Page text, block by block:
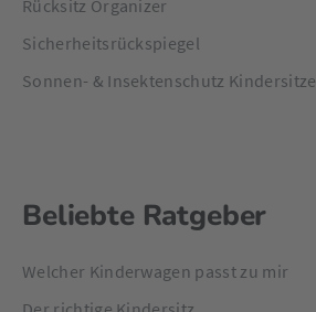
Rücksitz Organizer
Sicherheitsrückspiegel
Sonnen- & Insektenschutz Kindersitze
Beliebte Ratgeber
Welcher Kinderwagen passt zu mir